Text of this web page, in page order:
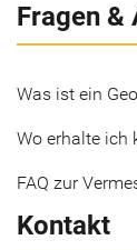
Fragen &
Was ist ein
Wo erhalte ich
FAQ zur
Kontakt